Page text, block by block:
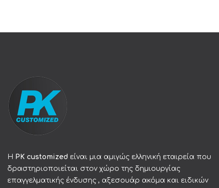
Η PK customized είναι μια αμιγώς ελληνική εταιρεία που
δραστηριοποιείται στον χώρο της δημιουργίας
επαγγελματικής ένδυσης , αξεσουάρ ακόμα και ειδικών